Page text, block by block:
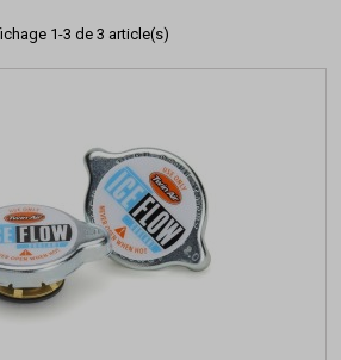
1-3 de 3 article(s)